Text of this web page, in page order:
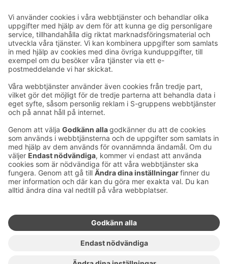
Ta kontakt
Kontaktuppgifter till hotellen
Feedback
Ge feedback
Sokos Hotels nyhetsbrev
nyhetsbrev
Du får Sokos Hotellens senaste
förmåner och nyheter till din e-
post varje månad.
Utmärkelser och certifikat
Sokos Hotels i sociala medier
Sokos
Hotels på
Sokos
Hotels på
Sokos
Hotels
på
Sokos
Hotels i
Linkedin